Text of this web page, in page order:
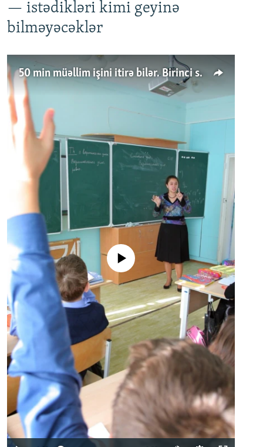
— istədikləri kimi geyinə
bilməyəcəklər
50 min müəllim işini itirə bilər. Birinci sinfə gedənlər azalır
No media source currently available